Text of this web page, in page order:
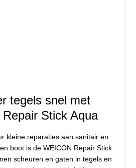
tegels snel met
Stick Aqua
kleine reparaties aan sanitair en
boot is de WEICON Repair Stick
scheuren en gaten in tegels en